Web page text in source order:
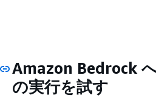
Amazon Bedrock
の実行を試す